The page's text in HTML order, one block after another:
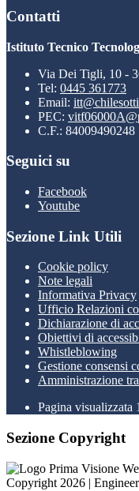
Contatti
Istituto Tecnico
Via Dei Tigli, 10 -
Tel: 0445 361773
Email:
PEC:
C.F.: 84009490248
Seguici su
Facebook
Youtube
Sezione Link Utili
Cookie policy
Note legali
Informativa Privacy
Ufficio Relazioni
Dichiarazione di
Obiettivi di
Whistleblowing
Gestione consensi
Amministrazione
Pagina visualizzata
Sezione Copyright
Copyright 2026 |